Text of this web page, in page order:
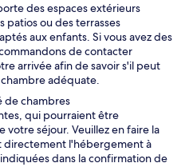
des espaces extérieurs
patios ou des terrasses
aux enfants. Si vous avez des
de contacter
arrivée afin de savoir s'il peut
adéquate.
de chambres
qui pourraient être
votre séjour. Veuillez en faire la
directement l'hébergement à
dans la confirmation de